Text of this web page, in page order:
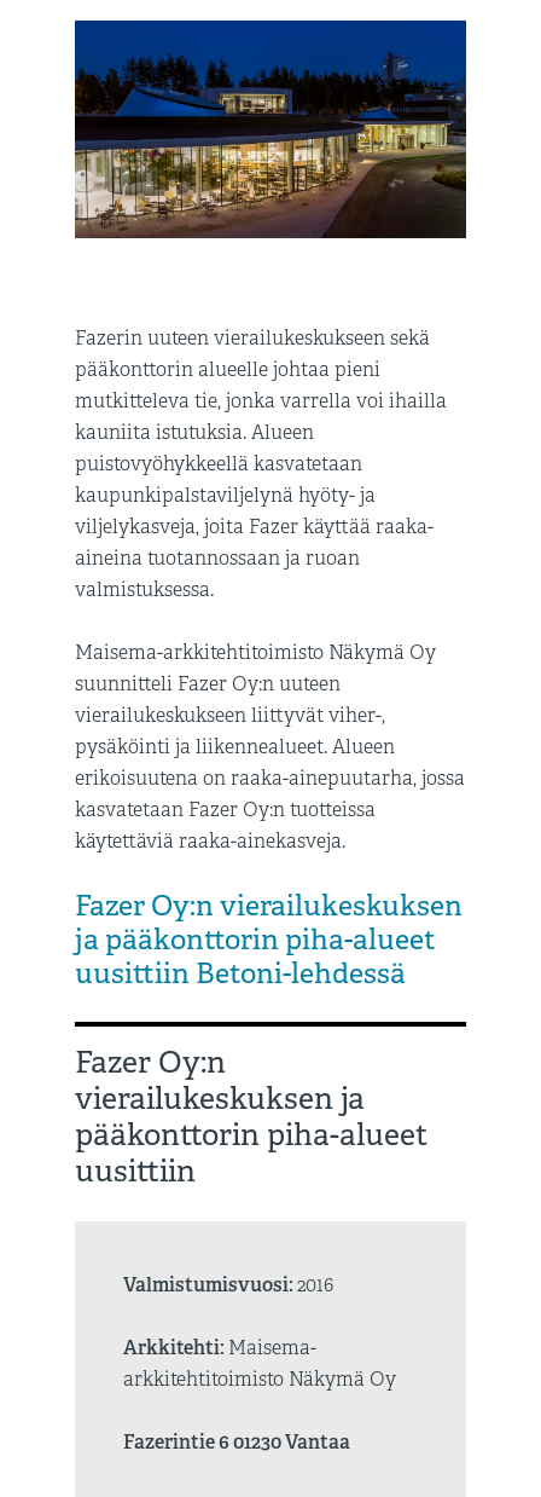
Fazerin uuteen vierailukeskukseen sekä
pääkonttorin alueelle johtaa pieni
mutkitteleva tie, jonka varrella voi ihailla
kauniita istutuksia. Alueen
puistovyöhykkeellä kasvatetaan
kaupunkipalstaviljelynä hyöty- ja
viljelykasveja, joita Fazer käyttää raaka-
aineina tuotannossaan ja ruoan
valmistuksessa.
Maisema-arkkitehtitoimisto Näkymä Oy
suunnitteli Fazer Oy:n uuteen
vierailukeskukseen liittyvät viher-,
pysäköinti ja liikennealueet. Alueen
erikoisuutena on raaka-ainepuutarha, jossa
kasvatetaan Fazer Oy:n tuotteissa
käytettäviä raaka-ainekasveja.
Fazer Oy:n vierailukeskuksen
ja pääkonttorin piha-alueet
uusittiin Betoni-lehdessä
Fazer Oy:n
vierailukeskuksen ja
pääkonttorin piha-alueet
uusittiin
Valmistumisvuosi: 2016
Arkkitehti: Maisema-
arkkitehtitoimisto Näkymä Oy
Fazerintie 6 01230 Vantaa